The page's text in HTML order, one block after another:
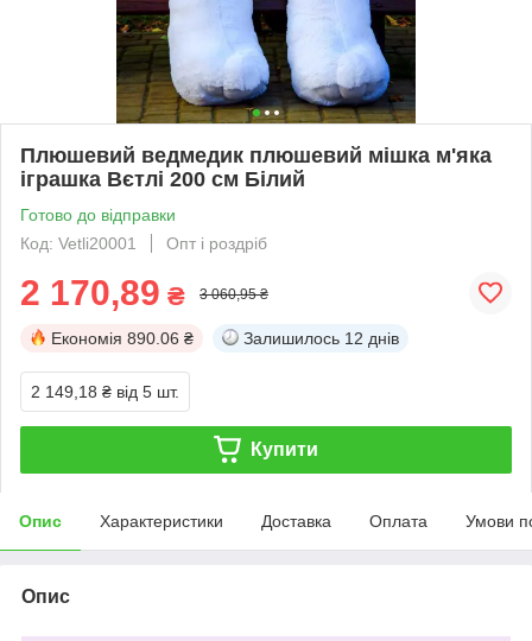
Плюшевий ведмедик плюшевий мішка м'яка
іграшка Вєтлі 200 см Білий
Готово до відправки
Код: Vetli20001
Опт і роздріб
2 170,89 ₴ 3 060,95 ₴
Економія 890.06 ₴ Залишилось 12 днів
2 149,18 ₴ від 5 шт.
Купити
Опис Характеристики Доставка Оплата Умови
Опис